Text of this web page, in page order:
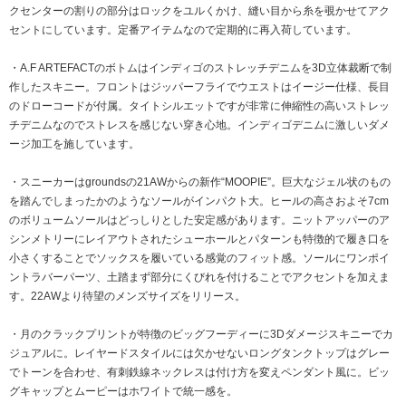
クセンターの割りの部分はロックをユルくかけ、縫い目から糸を覗かせてアク
セントにしています。定番アイテムなので定期的に再入荷しています。
・A.F ARTEFACTのボトムはインディゴのストレッチデニムを3D立体裁断で制
作したスキニー。フロントはジッパーフライでウエストはイージー仕様、長目
のドローコードが付属。タイトシルエットですが非常に伸縮性の高いストレッ
チデニムなのでストレスを感じない穿き心地。インディゴデニムに激しいダメ
ージ加工を施しています。
・スニーカーはgroundsの21AWからの新作“MOOPIE”。巨大なジェル状のもの
を踏んでしまったかのようなソールがインパクト大。ヒールの高さおよそ7cm
のボリュームソールはどっしりとした安定感があります。ニットアッパーのア
シンメトリーにレイアウトされたシューホールとパターンも特徴的で履き口を
小さくすることでソックスを履いている感覚のフィット感。ソールにワンポイ
ントラバーパーツ、土踏まず部分にくびれを付けることでアクセントを加えま
す。22AWより待望のメンズサイズをリリース。
・月のクラックプリントが特徴のビッグフーディーに3Dダメージスキニーでカ
ジュアルに。レイヤードスタイルには欠かせないロングタンクトップはグレー
でトーンを合わせ、有刺鉄線ネックレスは付け方を変えペンダント風に。ビッ
グキャップとムーピーはホワイトで統一感を。